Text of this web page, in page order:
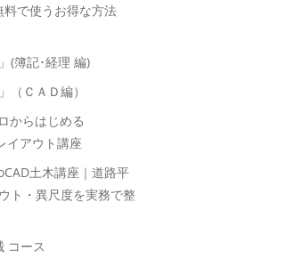
で使うお得な方法
(簿記･経理 編)
（ＣＡＤ編）
からはじめる
イアウト講座
土木講座｜道路平
ト・異尺度を実務で整
コース